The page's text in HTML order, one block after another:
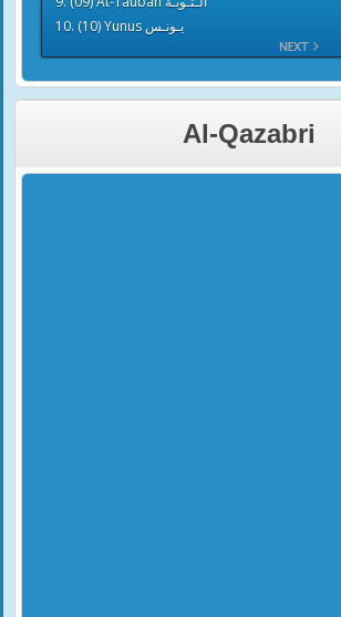
Al-Qazabri